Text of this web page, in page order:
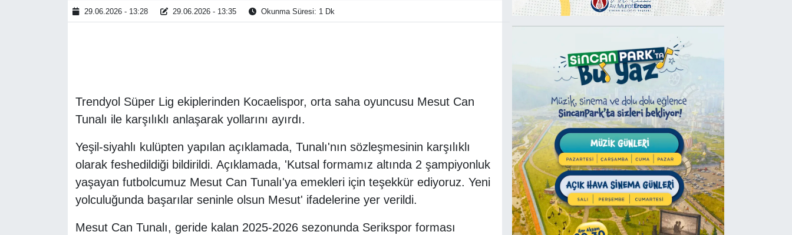
29.06.2026 - 13:28 29.06.2026 - 13:35 Okunma Süresi: 1 Dk
Trendyol Süper Lig ekiplerinden Kocaelispor, orta saha oyuncusu Mesut Can
Tunalı ile karşılıklı anlaşarak yollarını ayırdı.
Yeşil-siyahlı kulüpten yapılan açıklamada, Tunalı'nın sözleşmesinin karşılıklı
olarak feshedildiği bildirildi. Açıklamada, 'Kutsal formamız altında 2 şampiyonluk
yaşayan futbolcumuz Mesut Can Tunalı'ya emekleri için teşekkür ediyoruz. Yeni
yolculuğunda başarılar seninle olsun Mesut' ifadelerine yer verildi.
Mesut Can Tunalı, geride kalan 2025-2026 sezonunda Serikspor forması